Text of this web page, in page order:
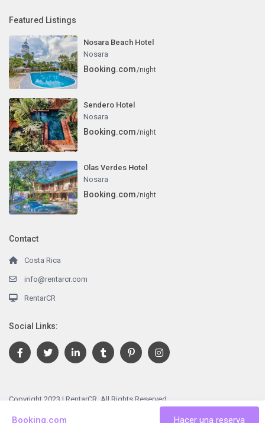
Featured Listings
Nosara Beach Hotel
Nosara
Booking.com/night
Sendero Hotel
Nosara
Booking.com/night
Olas Verdes Hotel
Nosara
Booking.com/night
Contact
Costa Rica
info@rentarcr.com
RentarCR
Social Links:
Copyright 2023 | RentarCR. All Rights Reserved.
Booking.com Hacer una reserva